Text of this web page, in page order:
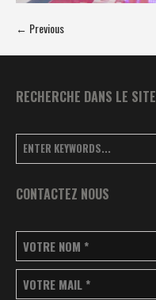
← Previous
RECHERCHE DANS LE SITE
CONTACTEZ NOUS
VOTRE NOM *
VOTRE MAIL *